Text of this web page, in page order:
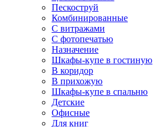
Пескоструй
Комбинированные
С витражами
С фотопечатью
Назначение
Шкафы-купе в гостиную
В коридор
В прихожую
Шкафы-купе в спальню
Детские
Офисные
Для книг